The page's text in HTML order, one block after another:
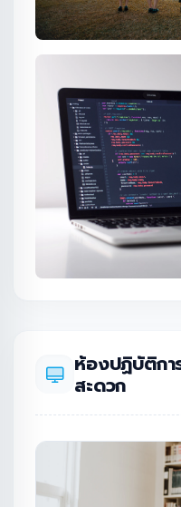
ห้องปฏิบัติกา
สะดวก